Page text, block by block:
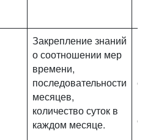
Закрепление знаний
о соотношении мер
времени,
последовательности
месяцев,
количество суток в
каждом месяце.